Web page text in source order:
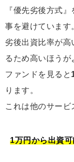
『優先劣後方式
事を避けています
劣後出資比率が高
るため高いほう
ファンドを見ると
ります。
これは他のサービ
1万円から出資可